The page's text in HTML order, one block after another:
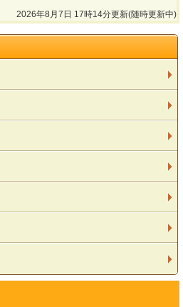
2026年8月7日 17時14分更新(随時更新中)